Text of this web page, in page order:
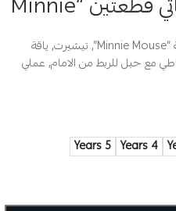
بيجامة أطفال بيبي بناتي قطعتين “Minnie
بيجامة اطفال بيبي بناتي, قطعتين, طباعة “Minnie Mouse”, تيشيرت, ياقة
مع حبل للربط من الامام, عملي
4 Years
5 Years